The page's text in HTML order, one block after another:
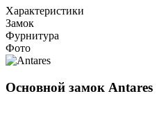
Характеристики
Замок
Фурнитура
Фото
Основной замок Antares